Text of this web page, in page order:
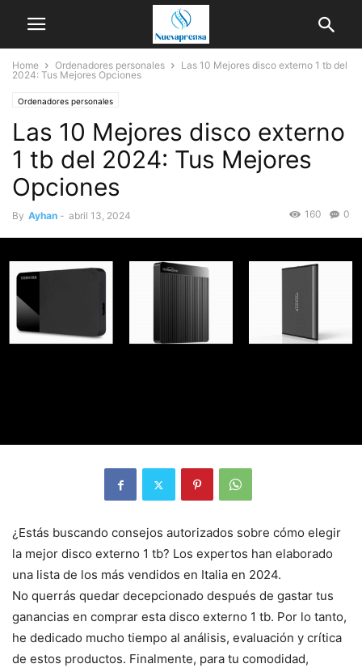
Home Ordenadores personales
Las 10 Mejores disco externo 1 tb del
2024: Tus Mejores Opciones
Ordenadores personales
Las 10 Mejores disco externo
1 tb del 2024: Tus Mejores
Opciones
By Ayhan - abril 13, 2024 0
160
¿Estás buscando consejos autorizados sobre cómo elegir
la mejor disco externo 1 tb? Los expertos han elaborado
una lista de los más vendidos en Italia en 2024.
No querrás quedar decepcionado después de gastar tus
ganancias en comprar esta disco externo 1 tb. Por lo tanto,
he dedicado mucho tiempo al análisis, evaluación y crítica
de estos productos. Finalmente, para tu comodidad,